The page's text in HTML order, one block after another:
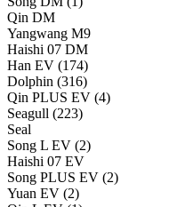
Qin DM
Yangwang M9
Haishi 07 DM
Han EV (174)
Dolphin (316)
Qin PLUS EV (4)
Seagull (223)
Seal
Song L EV (2)
Haishi 07 EV
Song PLUS EV (2)
Yuan EV (2)